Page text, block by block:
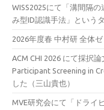
WISS2025にて「溝間隔
み型ID認識手法」という
2026年度春 中村研 全体
ACM CHI 2026 にて採択
Participant Screening in
した（三山貴也）
MVE研究会にて「ドライ